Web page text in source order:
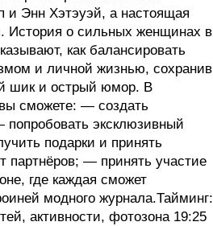
и Энн Хэтэуэй, а настоящая
История о сильных женщинах в
как балансировать
и личной жизнью, сохранив
шик и острый юмор. В
сможете: — создать
попробовать эксклюзивный
подарки и принять
партнёров; — принять участие
где каждая сможет
модного журнала.Тайминг:
активности, фотозона 19:25